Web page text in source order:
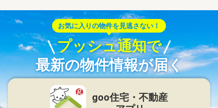
お気に入りの物件を見逃さない！
プッシュ通知で
最新の物件情報が届く
goo住宅・不動産